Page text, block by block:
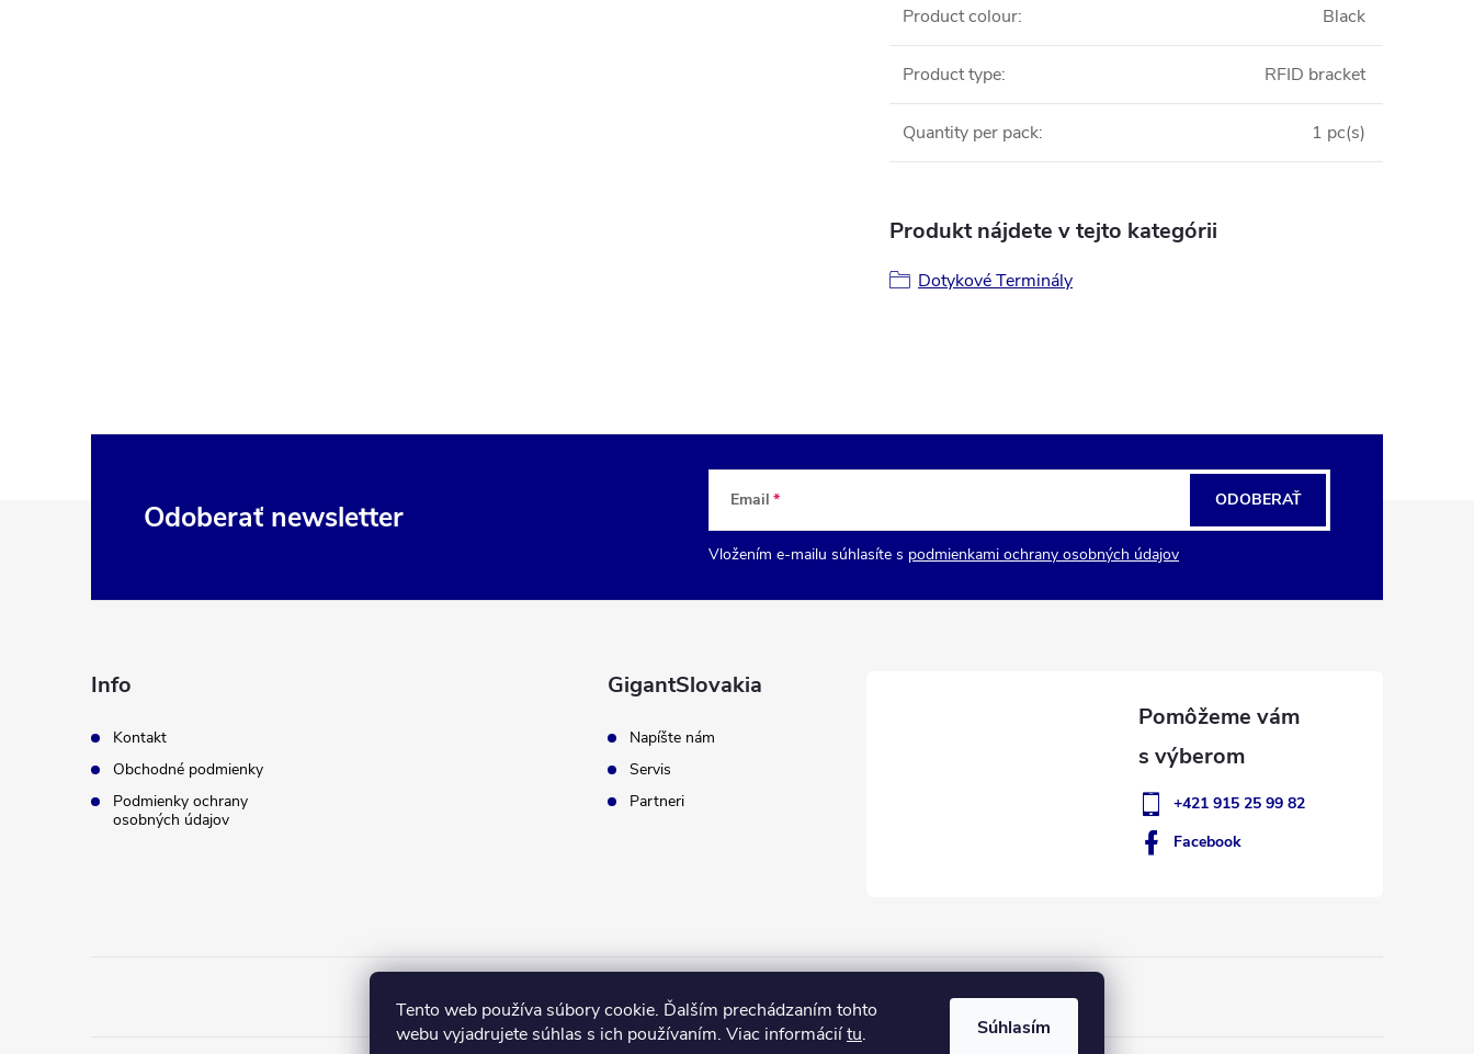
Tento web používa súbory cookie. Ďalším prechádzaním tohto
webu vyjadrujete súhlas s ich používaním. Viac informáciítu. Súhlasím
Product colour: Black
Product type: RFID bracket
Quantity per pack: 1 pc(s)
Produkt nájdete v tejto kategórii
Dotykové Terminály
Odoberať newsletter Email
Vložením e-mailu súhlasíte s podmienkami ochrany osobných údajov
ODOBERAŤ
Info
Kontakt
Obchodné podmienky
Podmienky ochrany
osobných údajov
GigantSlovakia
Napíšte nám
Servis
Partneri
+421 915 25 99 82
Facebook
GooglePay MasterCard